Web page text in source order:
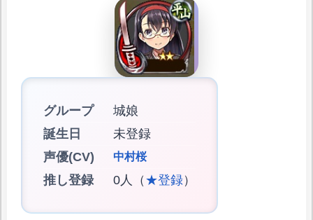
グループ
城娘
誕生日
未登録
声優(CV)
中村桜
推し登録 0人（ ★登録）